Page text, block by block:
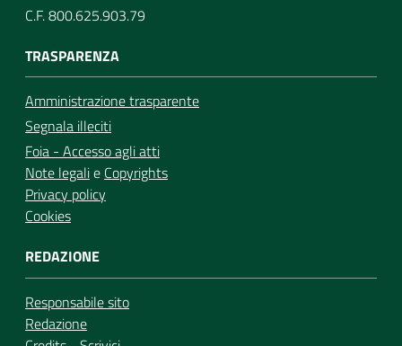
C.F. 800.625.903.79
TRASPARENZA
Amministrazione trasparente
Segnala illeciti
Foia - Accesso agli atti
Note legalie Copyrights
Privacy policy
Cookies
REDAZIONE
Responsabile sito
Redazione